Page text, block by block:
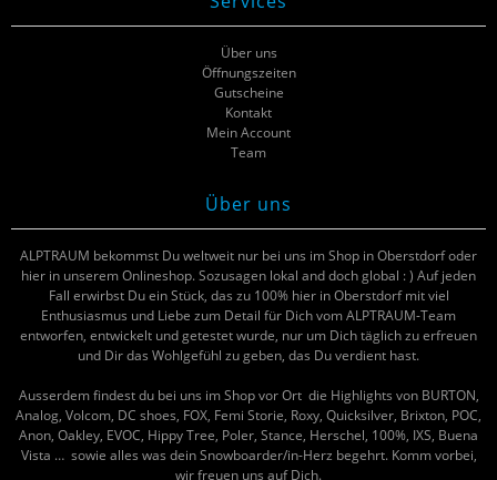
Über uns
Öffnungszeiten
Gutscheine
Kontakt
Mein Account
Team
Über uns
ALPTRAUM bekommst Du weltweit nur bei uns im Shop in Oberstdorf oder
hier in unserem Onlineshop. Sozusagen lokal and doch global : ) Auf jeden
Fall erwirbst Du ein Stück, das zu 100% hier in Oberstdorf mit viel
Enthusiasmus und Liebe zum Detail für Dich vom ALPTRAUM-Team
entworfen, entwickelt und getestet wurde, nur um Dich täglich zu erfreuen
und Dir das Wohlgefühl zu geben, das Du verdient hast.
Ausserdem findest du bei uns im Shop vor Ort die Highlights von BURTON,
Analog, Volcom, DC shoes, FOX, Femi Storie, Roxy, Quicksilver, Brixton, POC,
Anon, Oakley, EVOC, Hippy Tree, Poler, Stance, Herschel, 100%, IXS, Buena
Vista … sowie alles was dein Snowboarder/in-Herz begehrt. Komm vorbei,
wir freuen uns auf Dich.